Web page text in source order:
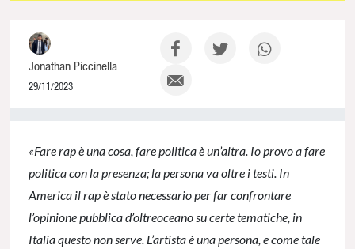
Jonathan Piccinella
29/11/2023
«Fare rap è una cosa, fare politica è un’altra. Io provo a fare
politica con la presenza; la persona va oltre i testi. In
America il rap è stato necessario per far confrontare
l’opinione pubblica d’oltreoceano su certe tematiche, in
Italia questo non serve. L’artista è una persona, e come tale